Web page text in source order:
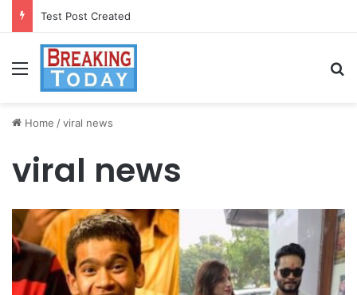
Test Post Created
Menu
Home /viral news
viral news